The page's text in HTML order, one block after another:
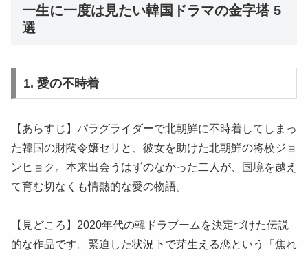
一生に一度は見たい韓国ドラマの金字塔 5
選
1. 愛の不時着
【あらすじ】パラグライダーで北朝鮮に不時着してしまっ
た韓国の財閥令嬢セリと、彼女を助けた北朝鮮の将校ジョ
ンヒョク。本来出会うはずのなかった二人が、国境を越え
て育む切なくも情熱的な愛の物語。
【見どころ】2020年代の韓ドラブームを決定づけた伝説
的な作品です。緊迫した状況下で芽生える恋という「焦れ